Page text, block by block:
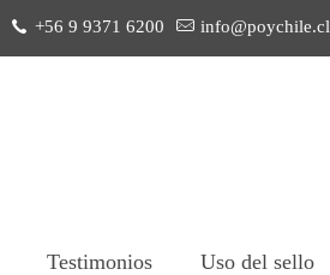
+56 9 9371 6200 info@poychile.cl
Testimonios Uso del sello